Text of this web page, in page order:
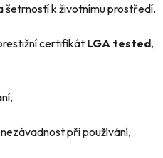
šetrností k životnímu prostředí.
certifikát LGA tested,
při používání,